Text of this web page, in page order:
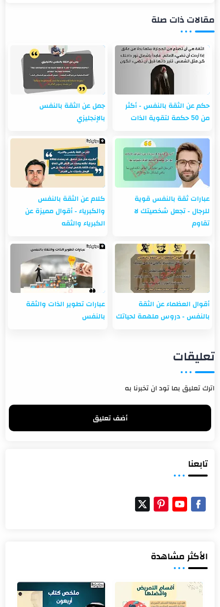
مقالات ذات صلة
حكم عن الثقة بالنفس - أكثر
من 50 حكمة لتقوية الذات
جمل عن الثقة بالنفس
بالإنجليزي
عبارات ثقة بالنفس قوية
للرجال - تجعل شخصيتك لا
تقاوم
كلام عن الثقة بالنفس
والكبرياء - أقوال مميزة عن
الكبرياء والثقه
أقوال العظماء عن الثقة
بالنفس - دروس ملهمة لحياتك
عبارات تطوير الذات والثقة
بالنفس
تعليقات
اترك تعليق بما تود ان تخبرنا به
أضف تعليق
تابعنا
الأكثر مشاهدة